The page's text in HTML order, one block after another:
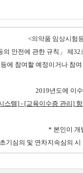
<의약품 임상시험
의 안전에 관한 규칙」 제
에 참여할 예정이거나 참
2019년도에 이
스템] - [교육이수증 관리]
* 본인이 개
기심의 및 연차지속심의